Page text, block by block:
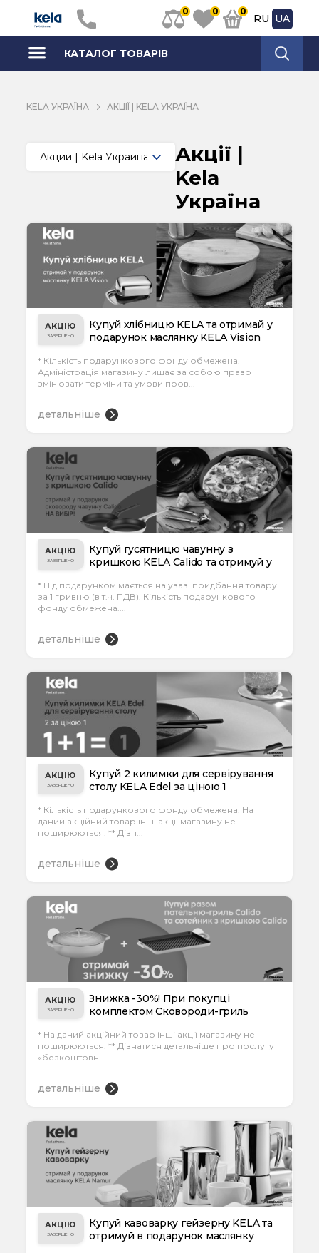
0 0 0
RU UA
КАТАЛОГ ТОВАРІВ
KELA УКРАЇНА АКЦІЇ | KELA УКРАЇНА
Акції |
Kela
Україна
АКЦІЮ
ЗАВЕРШЕНО
Купуй хлібницю KELA та отримай у
подарунок маслянку KELA Vision
* Кількість подарункового фонду обмежена.
Адміністрація магазину лишає за собою право
змінювати терміни та умови пров...
детальніше
АКЦІЮ
ЗАВЕРШЕНО
Купуй гусятницю чавунну з
кришкою KELA Calido та отримуй у
* Під подарунком мається на увазі придбання товару
за 1 гривню (в т.ч. ПДВ). Кількість подарункового
фонду обмежена....
детальніше
АКЦІЮ
ЗАВЕРШЕНО
Купуй 2 килимки для сервірування
столу KELA Edel за ціною 1
* Кількість подарункового фонду обмежена. На
даний акційний товар інші акції магазину не
поширюються. ** Дізн...
детальніше
АКЦІЮ
ЗАВЕРШЕНО
Знижка -30%! При покупці
комплектом Сковороди-гриль
* На даний акційний товар інші акції магазину не
поширюються. ** Дізнатися детальніше про послугу
«безкоштовн...
детальніше
АКЦІЮ
ЗАВЕРШЕНО
Купуй кавоварку гейзерну KELA та
отримуй в подарунок маслянку